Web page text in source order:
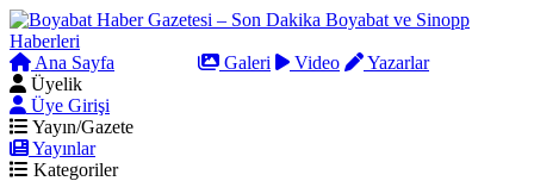
Ana Sayfa Galeri Video
Yazarlar
Üyelik
Üye Girişi
Yayın/Gazete
Yayınlar
Kategoriler